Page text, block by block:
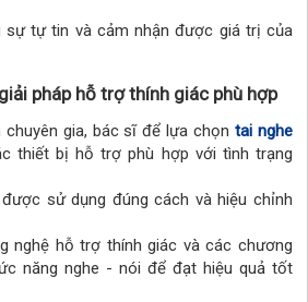
sự tự tin và cảm nhận được giá trị của
pháp hỗ trợ thính giác phù hợp
chuyên gia, bác sĩ để lựa chọntai nghe
thiết bị hỗ trợ phù hợp với tình trạng
sử dụng đúng cách và hiệu chỉnh
nghệ hỗ trợ thính giác và các chương
năng nghe - nói để đạt hiệu quả tốt